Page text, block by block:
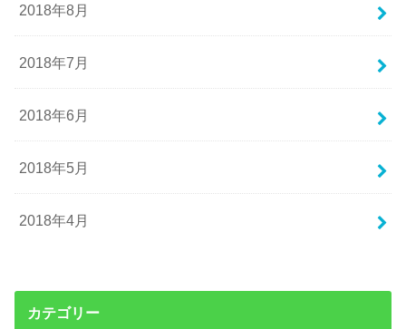
2018年8月
2018年7月
2018年6月
2018年5月
2018年4月
カテゴリー